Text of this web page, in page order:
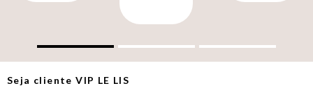
Seja clienteVIP LE LIS